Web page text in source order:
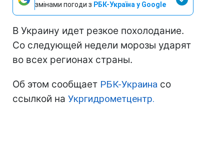
змінами погоди з РБК-Україна у Google
В Украину идет резкое похолодание.
Со следующей недели морозы ударят
во всех регионах страны.
Об этом сообщает РБК-Украина со
ссылкой на Укргидрометцентр.